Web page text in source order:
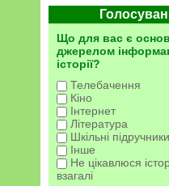
Що для вас є
джерелом
історії?
Телебачення
Кіно
Інтернет
Література
Шкільні підручники
Інше
Не цікавлюся
взагалі